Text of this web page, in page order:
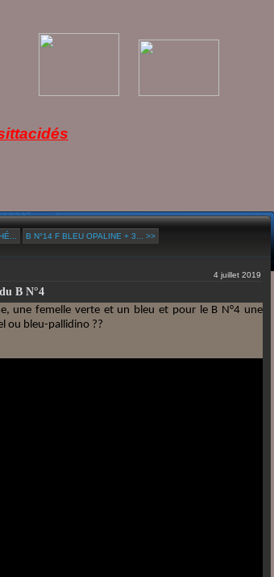
B N°14 F BLEU OPALINE + 3... >>
4 juillet 2019
B N°4
une femelle verte et un bleu et pour le B N°4 une
ou bleu-pallidino ??